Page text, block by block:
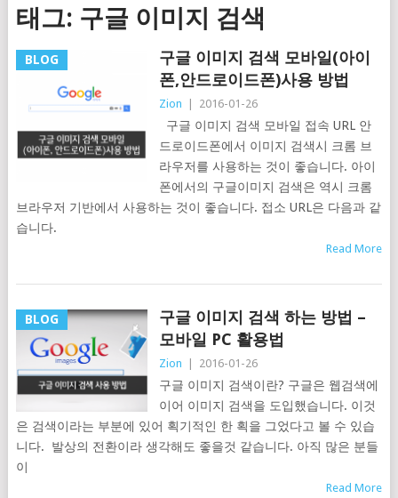
태그: 구글 이미지 검색
BLOG
구글 이미지 검색 모바일(아이
폰,안드로이드폰)사용 방법
Zion 2016-01-26
구글 이미지 검색 모바일 접속 URL 안
드로이드폰에서 이미지 검색시 크롬 브
라우저를 사용하는 것이 좋습니다. 아이
폰에서의 구글이미지 검색은 역시 크롬
브라우저 기반에서 사용하는 것이 좋습니다. 접소 URL은 다음과 같
습니다.
Read More
BLOG
구글 이미지 검색 하는 방법 –
모바일 PC 활용법
Zion 2016-01-26
구글 이미지 검색이란? 구글은 웹검색에
이어 이미지 검색을 도입했습니다. 이것
은 검색이라는 부분에 있어 획기적인 한 획을 그었다고 볼 수 있습
니다. 발상의 전환이라 생각해도 좋을것 같습니다. 아직 많은 분들
이
Read More